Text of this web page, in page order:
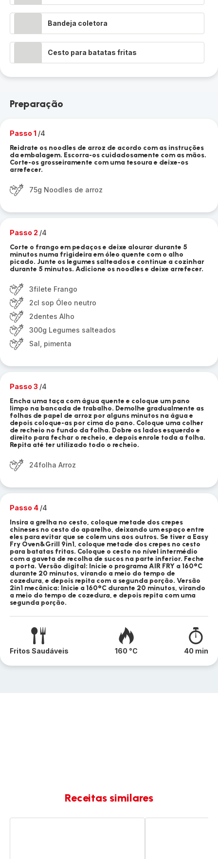
Bandeja coletora
Cesto para batatas fritas
Preparação
Passo 1 /4
Reidrate os noodles de arroz de acordo com as instruções
da embalagem. Escorra-os cuidadosamente com as mãos.
Corte-os grosseiramente com uma tesoura e deixe-os
arrefecer.
75g Noodles de arroz
Passo 2 /4
Corte o frango em pedaços e deixe alourar durante 5
minutos numa frigideira em óleo quente com o alho
picado. Junte os legumes salteados e continue a cozinhar
durante 5 minutos. Adicione os noodles e deixe arrefecer.
3filete Frango
2cl sop Óleo neutro
2dentes Alho
300g Legumes salteados
Sal, pimenta
Passo 3 /4
Encha uma taça com água quente e coloque um pano
limpo na bancada de trabalho. Demolhe gradualmente as
folhas de papel de arroz por alguns minutos na água e
depois coloque-as por cima do pano. Coloque uma colher
de recheio no fundo da folha. Dobre os lados esquerdo e
direito para fechar o recheio, e depois enrole toda a folha.
Repita até ter utilizado todo o recheio.
24folha Arroz
Passo 4 /4
Insira a grelha no cesto, coloque metade dos crepes
chineses no cesto do aparelho, deixando um espaço entre
eles para evitar que se colem uns aos outros. Se tiver a Easy
Fry Oven&Grill 9in1, coloque metade dos crepes no cesto
para batatas fritas. Coloque o cesto no nível intermédio
com a gaveta de recolha de sucos na parte inferior. Feche
a porta. Versão digital: Inicie o programa AIR FRY a 160°C
durante 20 minutos, virando a meio do tempo de
cozedura, e depois repita com a segunda porção. Versão
2in1 mecânica: Inicie a 160°C durante 20 minutos, virando
a meio do tempo de cozedura, e depois repita com uma
segunda porção.
Fritos Saudáveis 160 °C 40 min
Receitas similares